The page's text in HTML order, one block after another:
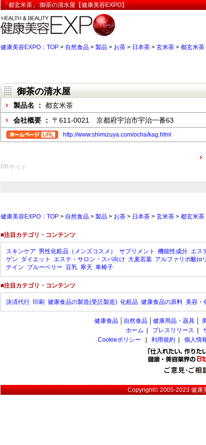
「都玄米茶」:御茶の清水屋【健康美容EXPO】
健康美容EXPO：TOP > 自然食品 > 製品 > お茶 > 日本茶 > 玄米茶 > 都玄米茶
御茶の清水屋
製品名 ： 都玄米茶
会社概要 ： 〒611-0021 京都府宇治市宇治一番63
http://www.shimizuya.com/ocha/kag.html
PRサイト
健康美容EXPO：TOP > 自然食品 > 製品 > お茶 > 日本茶 > 玄米茶 > 都玄米茶
■注目カテゴリ・コンテンツ
スキンケア 男性化粧品（メンズコスメ） サプリメント 機能性成分 エス
ゲン ダイエット エステ・サロン・スパ向け 大麦若葉 アルファリポ酸(α
テイン ブルーベリー 豆乳 寒天 車椅子
■注目カテゴリ・コンテンツ
決済代行 印刷 健康食品の製造(受託製造) 化粧品 健康食品の原料 美容・
健康食品 自然食品 健康用品・器具
ホーム
プレスリリース
Cookieポリシー
利用規約 個人情
Copyright© 2005-2023健康